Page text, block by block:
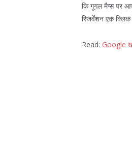
कि गूगल मैप्स पर
रिजर्वेशन एक
Read: Google